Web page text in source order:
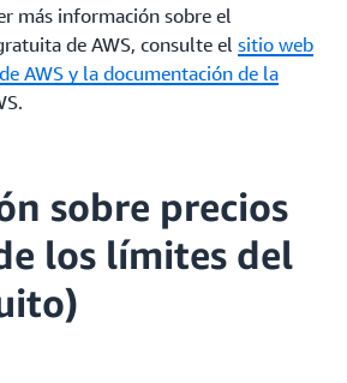
más información sobre el
de AWS, consulte el sitio web
AWS y la documentación de la
sobre precios
los límites del